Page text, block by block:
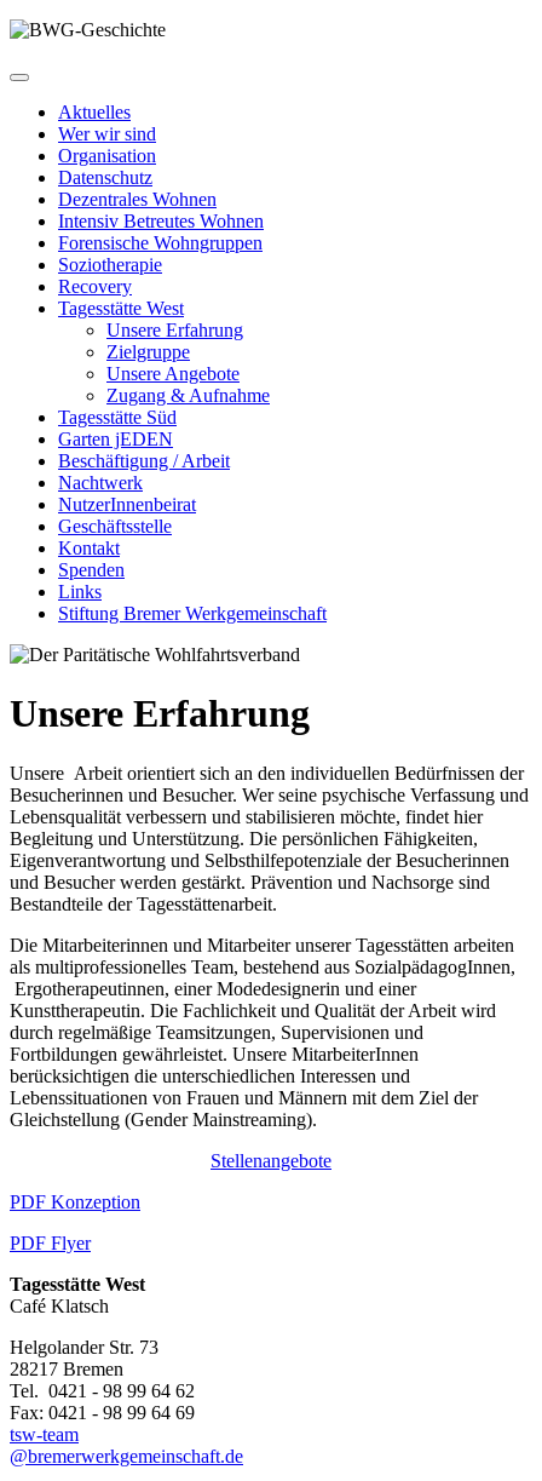
Aktuelles
Wer wir sind
Organisation
Datenschutz
Dezentrales Wohnen
Intensiv Betreutes Wohnen
Forensische Wohngruppen
Soziotherapie
Recovery
Tagesstätte West
Unsere Erfahrung
Zielgruppe
Unsere Angebote
Zugang & Aufnahme
Tagesstätte Süd
Garten jEDEN
Beschäftigung / Arbeit
Nachtwerk
NutzerInnenbeirat
Geschäftsstelle
Kontakt
Spenden
Links
Stiftung Bremer Werkgemeinschaft
Unsere Erfahrung
Unsere Arbeit orientiert sich an den individuellen Bedürfnissen der
Besucherinnen und Besucher. Wer seine psychische Verfassung und
Lebensqualität verbessern und stabilisieren möchte, findet hier
Begleitung und Unterstützung. Die persönlichen Fähigkeiten,
Eigenverantwortung und Selbsthilfepotenziale der Besucherinnen
und Besucher werden gestärkt. Prävention und Nachsorge sind
Bestandteile der Tagesstättenarbeit.
Die Mitarbeiterinnen und Mitarbeiter unserer Tagesstätten arbeiten
als multiprofessionelles Team, bestehend aus SozialpädagogInnen,
Ergotherapeutinnen, einer Modedesignerin und einer
Kunsttherapeutin. Die Fachlichkeit und Qualität der Arbeit wird
durch regelmäßige Teamsitzungen, Supervisionen und
Fortbildungen gewährleistet. Unsere MitarbeiterInnen
berücksichtigen die unterschiedlichen Interessen und
Lebenssituationen von Frauen und Männern mit dem Ziel der
Gleichstellung (Gender Mainstreaming).
Stellenangebote
PDF Konzeption
PDF Flyer
Tagesstätte West
Café Klatsch
Helgolander Str. 73
28217 Bremen
Tel. 0421 - 98 99 64 62
Fax: 0421 - 98 99 64 69
tsw-team
@bremerwerkgemeinschaft.de